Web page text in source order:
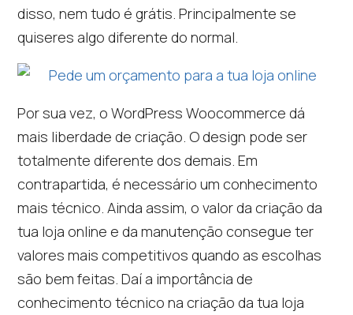
disso, nem tudo é grátis. Principalmente se
quiseres algo diferente do normal.
Por sua vez, o WordPress Woocommerce dá
mais liberdade de criação. O design pode ser
totalmente diferente dos demais. Em
contrapartida, é necessário um conhecimento
mais técnico. Ainda assim, o valor da criação da
tua loja online e da manutenção consegue ter
valores mais competitivos quando as escolhas
são bem feitas. Daí a importância de
conhecimento técnico na criação da tua loja